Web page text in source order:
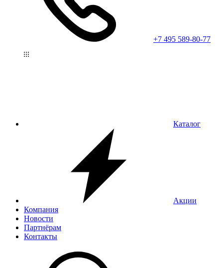
+7 495 589-80-77
Каталог
Акции
Компания
Новости
Партнёрам
Контакты